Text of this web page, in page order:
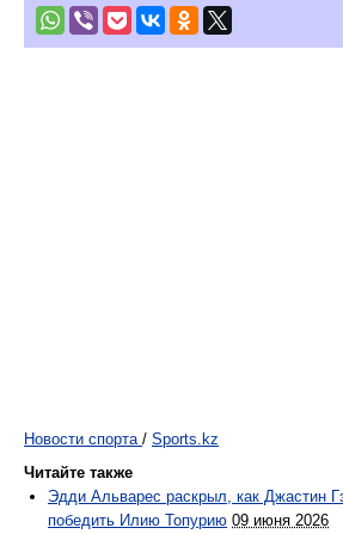
Новости спорта / Sports.kz
Читайте также
Эдди Альварес раскрыл, как Джастин
победить Илию Топурию 09 июня 2026